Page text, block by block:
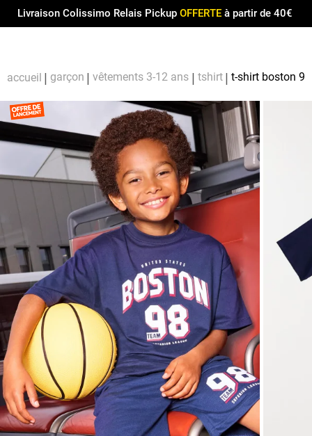
Livraison Colissimo Relais Pickup OFFERTEà partir de 40€
accueil garçon vêtements 3-12 ans tshirt t-shirt boston